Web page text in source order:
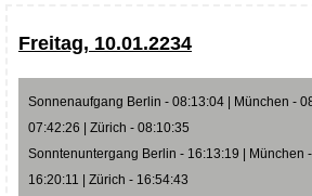
Freitag, 10.01.2234
Sonnenaufgang Berlin - 08:13:04 | München -
07:42:26 | Zürich - 08:10:35
Sonntenuntergang Berlin - 16:13:19 | München
16:20:11 | Zürich - 16:54:43